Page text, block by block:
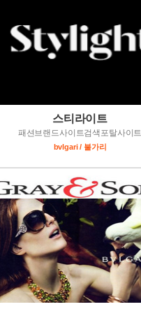
스티라이트
패션브랜드사이트검색포탈사이트
bvlgari / 불가리